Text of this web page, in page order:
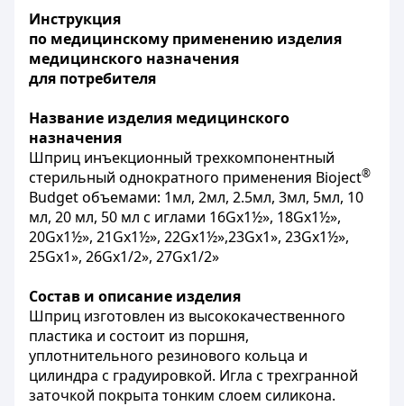
Инструкция
по медицинскому применению изделия
медицинского назначения
для потребителя
Название изделия медицинского
назначения
Шприц инъекционный трехкомпонентный
стерильный однократного применения Bioject®
Budget объемами: 1мл, 2мл, 2.5мл, 3мл, 5мл, 10
мл, 20 мл, 50 мл с иглами 16Gx1½», 18Gx1½»,
20Gx1½», 21Gx1½», 22Gx1½»,23Gx1», 23Gx1½»,
25Gx1», 26Gx1/2», 27Gx1/2»
Состав и описание изделия
Шприц изготовлен из высококачественного
пластика и состоит из поршня,
уплотнительного резинового кольца и
цилиндра с градуировкой. Игла с трехгранной
заточкой покрыта тонким слоем силикона.